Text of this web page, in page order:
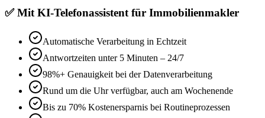
✅MitKI-Telefonassistent für Immobilienmakler
Automatische Verarbeitung in Echtzeit
Antwortzeiten unter 5 Minuten – 24/7
98%+ Genauigkeit bei der Datenverarbeitung
Rund um die Uhr verfügbar, auch am Wochenende
Bis zu 70% Kostenersparnis bei Routineprozessen